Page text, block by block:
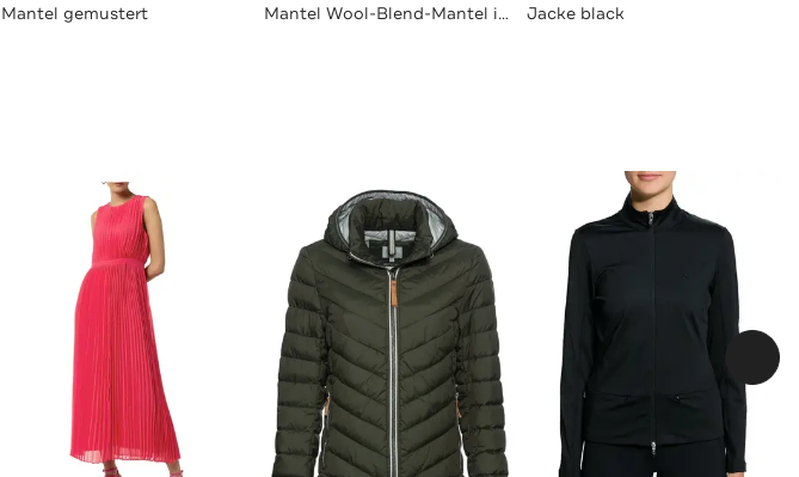
Mantel gemustert Mantel Wool-Blend-Mantel in Ecru-Lila-Braun ecru/lila Jacke black